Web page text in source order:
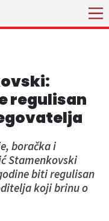
regulisan
boračka i
Stamenkovski
biti regulisan
koji brinu o